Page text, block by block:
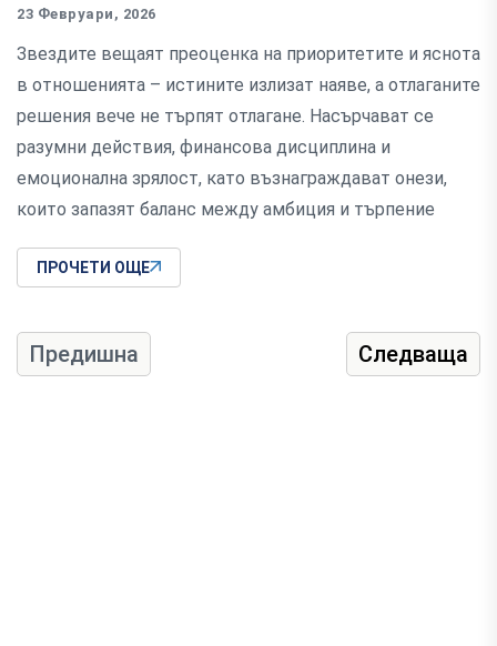
23 Февруари, 2026
Звездите вещаят преоценка на приоритетите и яснота
в отношенията – истините излизат наяве, а отлаганите
решения вече не търпят отлагане. Насърчават се
разумни действия, финансова дисциплина и
емоционална зрялост, като възнаграждават онези,
които запазят баланс между амбиция и търпение
ПРОЧЕТИ ОЩЕ
Предишна Следваща